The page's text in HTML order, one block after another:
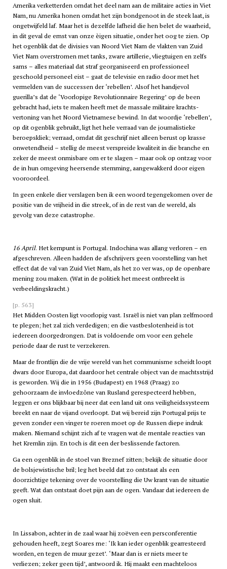
Amerika verketterden omdat het deel nam aan de militaire acties in Viet
Nam, nu Amerika honen omdat het zijn bondgenoot in de steek laat, is
ongetwijfeld laf. Maar het is dezelfde lafheid die hen belet de waarheid,
in dit geval de ernst van onze èigen situatie, onder het oog te zien. Op
het ogenblik dat de divisies van Noord Viet Nam de vlakten van Zuid
Viet Nam overstromen met tanks, zware artillerie, vliegtuigen en zelfs
sams – alles materiaal dat straf georganiseerd en professioneel
geschoold personeel eist – gaat de televisie en radio door met het
vermelden van de successen der ‘rebellen’. Alsof het handjevol
guerilla’s dat de ‘Voorlopige Revolutionnaire Regering’ op de been
gebracht had, iets te maken heeft met de massale militaire krachts-
vertoning van het Noord Vietnamese bewind. In dat woordje ‘rebellen’,
op dit ogenblik gebruikt, ligt het hele verraad van de journalistieke
beroepskliek; verraad, omdat dit geschrijf niet alleen berust op krasse
onwetendheid – stellig de meest verspreide kwaliteit in die branche en
zeker de meest onmisbare om er te slagen – maar ook op ontzag voor
de in hun omgeving heersende stemming, aangewakkerd door eigen
vooroordeel.
In geen enkele dier verslagen ben ik een woord tegengekomen over de
positie van de vrijheid in die streek, of in de rest van de wereld, als
gevolg van deze catastrophe.
16 April. Het kernpunt is Portugal. Indochina was allang verloren – en
afgeschreven. Alleen hadden de afschrijvers geen voorstelling van het
effect dat de val van Zuid Viet Nam, als het zo ver was, op de openbare
mening zou maken. (Wat in de politiek het meest ontbreekt is
verbeeldingskracht.)
[p. 563]
Het Midden Oosten ligt voorlopig vast. Israël is niet van plan zelfmoord
te plegen; het zal zich verdedigen; en die vastbeslotenheid is tot
iedereen doorgedrongen. Dat is voldoende om voor een gehele
periode daar de rust te verzekeren.
Maar de frontlijn die de vrije wereld van het communisme scheidt loopt
dwars door Europa, dat daardoor het centrale object van de machtsstrijd
is geworden. Wij die in 1956 (Budapest) en 1968 (Praag) zo
gehoorzaam de invloedzône van Rusland gerespecteerd hebben,
leggen er ons blijkbaar bij neer dat een land uit ons veiligheidssysteem
breekt en naar de vijand overloopt. Dat wij bereid zijn Portugal prijs te
geven zonder een vinger te roeren moet op de Russen diepe indruk
maken. Niemand schijnt zich af te vragen wat de mentale reacties van
het Kremlin zijn. En toch is dit een der beslissende factoren.
Ga een ogenblik in de stoel van Breznef zitten; bekijk de situatie door
de bolsjewistische bril; leg het beeld dat zo ontstaat als een
doorzichtige tekening over de voorstelling die Uw krant van de situatie
geeft. Wat dan ontstaat doet pijn aan de ogen. Vandaar dat iedereen de
ogen sluit.
In Lissabon, achter in de zaal waar hij zoëven een persconferentie
gehouden heeft, zegt Soares me: ‘Ik kan ieder ogenblik gearresteerd
worden, en tegen de muur gezet’. ‘Maar dan is er niets meer te
verliezen; zeker geen tijd’, antwoord ik. Hij maakt een machteloos